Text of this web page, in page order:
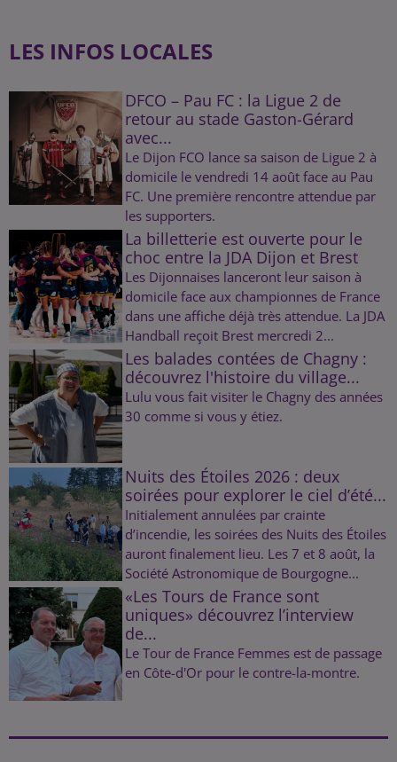
LES INFOS LOCALES
DFCO – Pau FC : la Ligue 2 de
retour au stade Gaston-Gérard
avec...
Le Dijon FCO lance sa saison de Ligue 2 à
domicile le vendredi 14 août face au Pau
FC. Une première rencontre attendue par
les supporters.
La billetterie est ouverte pour le
choc entre la JDA Dijon et Brest
Les Dijonnaises lanceront leur saison à
domicile face aux championnes de France
dans une affiche déjà très attendue. La JDA
Handball reçoit Brest mercredi 2...
Les balades contées de Chagny :
découvrez l'histoire du village...
Lulu vous fait visiter le Chagny des années
30 comme si vous y étiez.
Nuits des Étoiles 2026 : deux
soirées pour explorer le ciel d’été...
Initialement annulées par crainte
d’incendie, les soirées des Nuits des Étoiles
auront finalement lieu. Les 7 et 8 août, la
Société Astronomique de Bourgogne...
«Les Tours de France sont
uniques» découvrez l’interview
de...
Le Tour de France Femmes est de passage
en Côte-d'Or pour le contre-la-montre.